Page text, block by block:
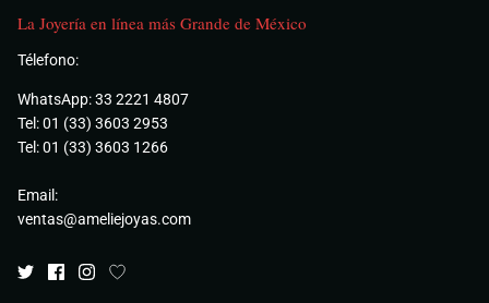
La Joyería en línea más Grande de México
Télefono:
WhatsApp: 33 2221 4807
Tel: 01 (33) 3603 2953
Tel: 01 (33) 3603 1266
Email:
ventas@ameliejoyas.com